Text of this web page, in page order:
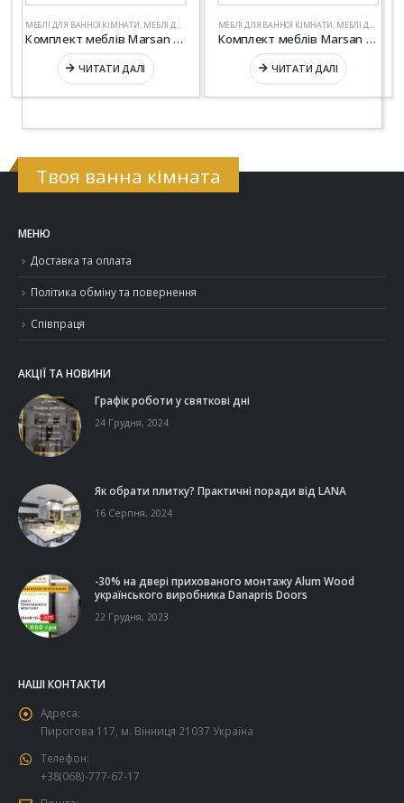
МЕБЛІ ДЛЯ ВАННОЇ КІМНАТИ МЕБЛІ ДЛЯ ВАННОЇ СЕРІЇ "СТАНДАРТ" ,САНТЕХНІКА
Комплект меблів Marsan “BRIGITTE-2”
ЧИТАТИ ДАЛІ
МЕБЛІ ДЛЯ ВАННОЇ КІМНАТИ МЕБЛІ ДЛЯ ВАННОЇ СЕРІЇ "ЛЮКС"
Комплект меблів Marsan “DIANNE”
ЧИТАТИ ДАЛІ
Твоя ванна кімната
МЕНЮ
Доставка та оплата
Політика обміну та повернення
Співпраця
АКЦІЇ ТА НОВИНИ
Графік роботи у святкові дні
24 Грудня, 2024
Як обрати плитку? Практичні поради від LANA
16 Серпня, 2024
-30% на двері прихованого монтажу Alum Wood
українського виробника Danapris Doors
22 Грудня, 2023
НАШІ КОНТАКТИ
Адреса:
Пирогова 117, м. Вінниця 21037 Україна
Телефон:
+38(068)-777-67-17